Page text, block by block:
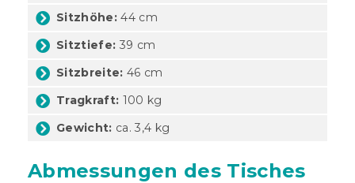
Sitzhöhe: 44 cm
Sitztiefe: 39 cm
Sitzbreite: 46 cm
Tragkraft: 100 kg
Gewicht: ca. 3,4 kg
Abmessungen des Tisches